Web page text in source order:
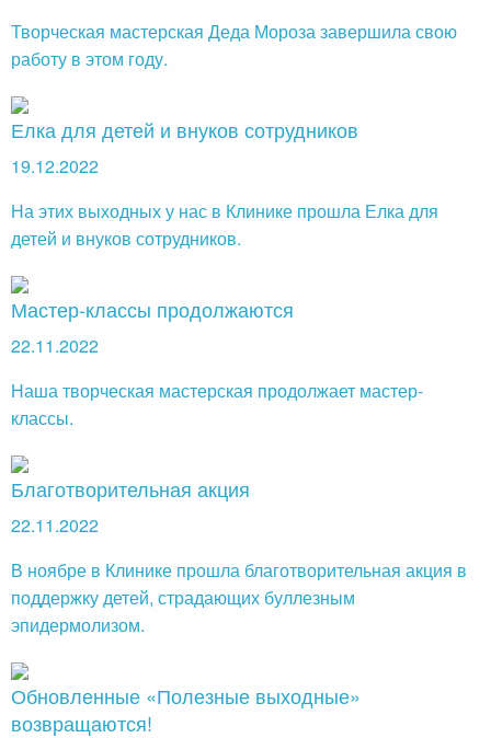
Творческая мастерская Деда Мороза завершила свою
работу в этом году.
Елка для детей и внуков сотрудников
19.12.2022
На этих выходных у нас в Клинике прошла Елка для
детей и внуков сотрудников.
Мастер-классы продолжаются
22.11.2022
Наша творческая мастерская продолжает мастер-
классы.
Благотворительная акция
22.11.2022
В ноябре в Клинике прошла благотворительная акция в
поддержку детей, страдающих буллезным
эпидермолизом.
Обновленные «Полезные выходные»
возвращаются!